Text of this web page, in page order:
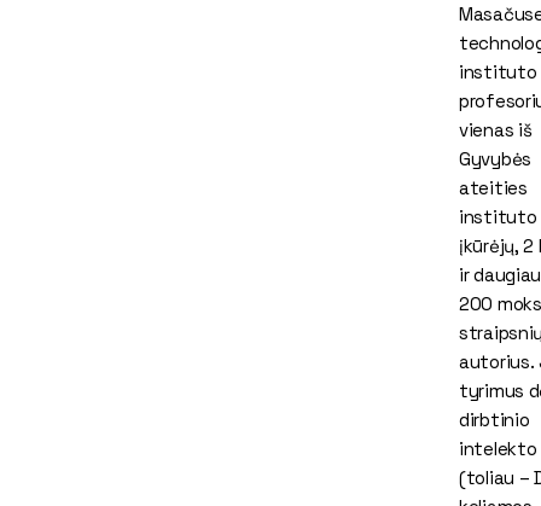
instituto
vienas iš
Gyvybės
ateities
instituto
įkūrėjų, 2
ir
200
autorius.
tyrimus
dirbtinio
intelekto
(toliau –